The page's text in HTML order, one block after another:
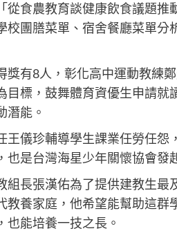
從食農教育談健康飲食議題
校團膳菜單、宿舍餐廳菜單
獎有8人，彰化高中運動教練
目標，鼓舞體育資優生申請
潛能。
王儀珍輔導學生課業任勞任
也是台灣海星少年關懷協會發
組長張漢佑為了提供建教生
教養家庭，他希望能幫助這
也能培養一技之長。